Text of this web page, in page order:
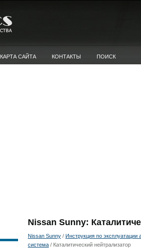
КАРТА САЙТА КОНТАКТЫ ПОИСК
Nissan Sunny:
Nissan Sunny / Инструкция по эксплуатации
система / Каталитический нейтрализатор